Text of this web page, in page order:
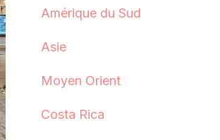
Amérique du Sud
Asie
Moyen Orient
Costa Rica